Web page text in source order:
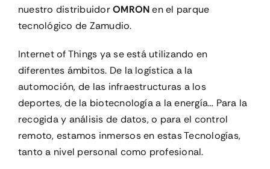
MI CUENTA
CARRITO
nuestro distribuidorOMRONen el parque
tecnológico de Zamudio.
Internet of Things ya se está utilizando en
diferentes ámbitos. De la logística a la
automoción, de las infraestructuras a los
deportes, de la biotecnología a la energía… Para la
recogida y análisis de datos, o para el control
remoto, estamos inmersos en estas Tecnologías,
tanto a nivel personal como profesional.